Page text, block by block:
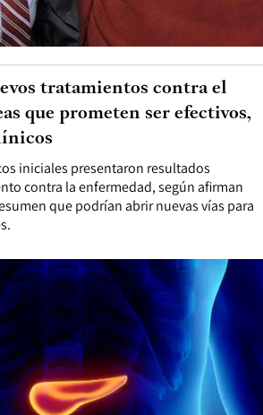
iniciales presentaron resultados
contra la enfermedad, según afirman
que podrían abrir nuevas vías para
tratamientos contra el
que prometen ser efectivos,